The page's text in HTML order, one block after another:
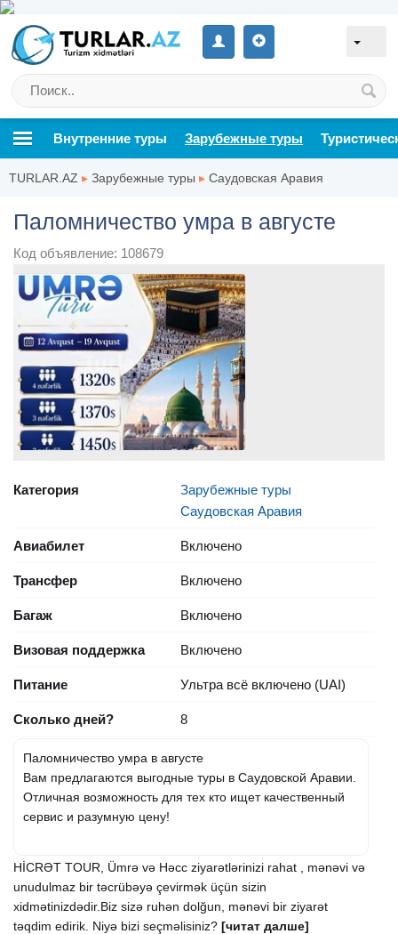
Внутренние туры Зарубежные туры
TURLAR.AZ ▸ Зарубежные туры ▸ Саудовская Аравия
Паломничество умра в августе
Код объявление: 108679
Категория
Зарубежные туры
Саудовская Аравия
Авиабилет Включено
Трансфер Включено
Багаж Включено
Визовая поддержка Включено
Питание Ультра всё включено (UAI)
Сколько дней? 8
Паломничество умра в августе
Вам предлагаются выгодные туры в Саудовской Аравии.
Отличная возможность для тех кто ищет качественный
сервис и разумную цену!
HİCRƏT TOUR, Ümrə və Həcc ziyarətlərinizi rahat , mənəvi və
unudulmaz bir təcrübəyə çevirmək üçün sizin
xidmətinizdədir.Biz sizə ruhən dolğun, mənəvi bir ziyarət
təqdim edirik. Niyə bizi seçməlisiniz? [читат далше]